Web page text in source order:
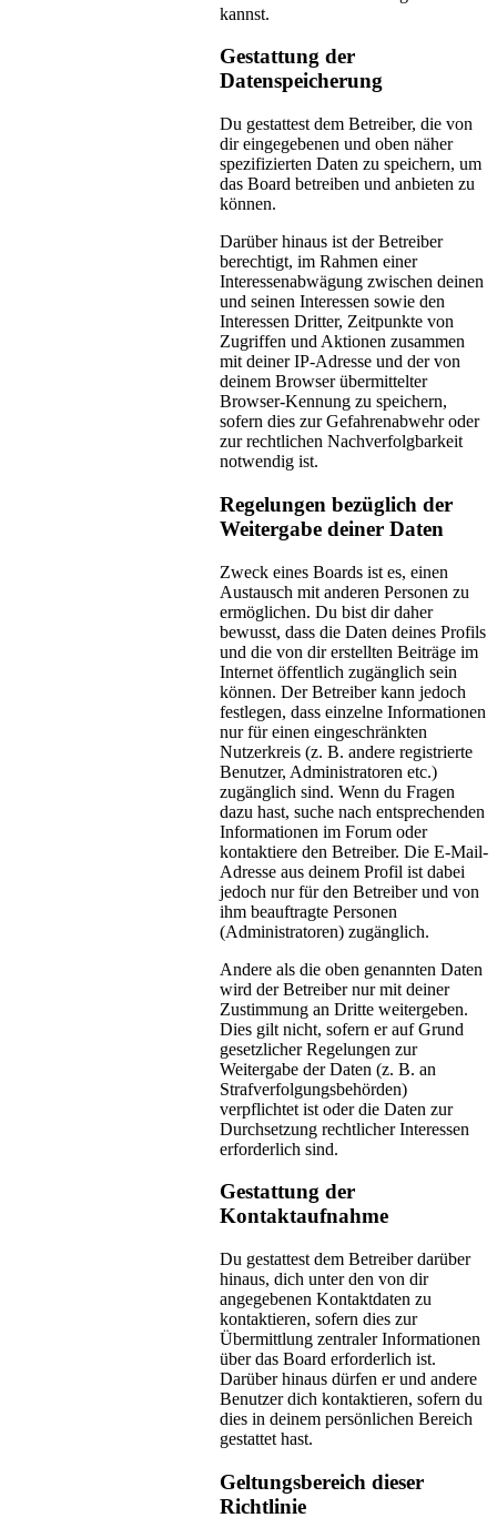
kannst.
Gestattung der
Datenspeicherung
Du gestattest dem Betreiber, die von
dir eingegebenen und oben näher
spezifizierten Daten zu speichern, um
das Board betreiben und anbieten zu
können.
Darüber hinaus ist der Betreiber
berechtigt, im Rahmen einer
Interessenabwägung zwischen deinen
und seinen Interessen sowie den
Interessen Dritter, Zeitpunkte von
Zugriffen und Aktionen zusammen
mit deiner IP-Adresse und der von
deinem Browser übermittelter
Browser-Kennung zu speichern,
sofern dies zur Gefahrenabwehr oder
zur rechtlichen Nachverfolgbarkeit
notwendig ist.
Regelungen bezüglich der
Weitergabe deiner Daten
Zweck eines Boards ist es, einen
Austausch mit anderen Personen zu
ermöglichen. Du bist dir daher
bewusst, dass die Daten deines Profils
und die von dir erstellten Beiträge im
Internet öffentlich zugänglich sein
können. Der Betreiber kann jedoch
festlegen, dass einzelne Informationen
nur für einen eingeschränkten
Nutzerkreis (z. B. andere registrierte
Benutzer, Administratoren etc.)
zugänglich sind. Wenn du Fragen
dazu hast, suche nach entsprechenden
Informationen im Forum oder
kontaktiere den Betreiber. Die E-Mail-
Adresse aus deinem Profil ist dabei
jedoch nur für den Betreiber und von
ihm beauftragte Personen
(Administratoren) zugänglich.
Andere als die oben genannten Daten
wird der Betreiber nur mit deiner
Zustimmung an Dritte weitergeben.
Dies gilt nicht, sofern er auf Grund
gesetzlicher Regelungen zur
Weitergabe der Daten (z. B. an
Strafverfolgungsbehörden)
verpflichtet ist oder die Daten zur
Durchsetzung rechtlicher Interessen
erforderlich sind.
Gestattung der
Kontaktaufnahme
Du gestattest dem Betreiber darüber
hinaus, dich unter den von dir
angegebenen Kontaktdaten zu
kontaktieren, sofern dies zur
Übermittlung zentraler Informationen
über das Board erforderlich ist.
Darüber hinaus dürfen er und andere
Benutzer dich kontaktieren, sofern du
dies in deinem persönlichen Bereich
gestattet hast.
Geltungsbereich dieser
Richtlinie